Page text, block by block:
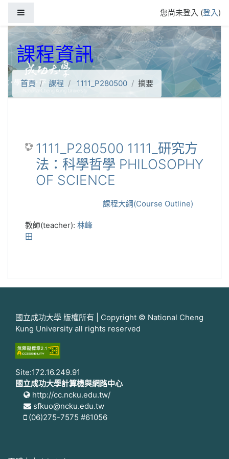
您尚未登入 (登入)
課程資訊
首頁 課程 1111_P280500 摘要
1111_P280500 1111_研究方
法：科學哲學 PHILOSOPHY
OF SCIENCE
課程大綱(Course Outline)
教師(teacher): 林峰
田
國立成功大學 版權所有 | Copyright © National Cheng
Kung University all rights reserved
Site:172.16.249.91
國立成功大學計算機與網路中心
http://cc.ncku.edu.tw/
sfkuo@ncku.edu.tw
(06)275-7575 #61056